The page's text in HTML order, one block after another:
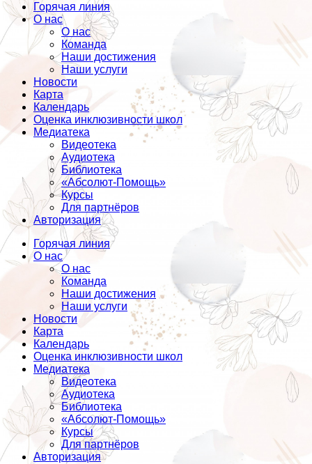
Горячая линия
О нас
О нас
Команда
Наши достижения
Наши услуги
Новости
Карта
Календарь
Оценка инклюзивности школ
Медиатека
Видеотека
Аудиотека
Библиотека
«Абсолют-Помощь»
Курсы
Для партнёров
Авторизация
Горячая линия
О нас
О нас
Команда
Наши достижения
Наши услуги
Новости
Карта
Календарь
Оценка инклюзивности школ
Медиатека
Видеотека
Аудиотека
Библиотека
«Абсолют-Помощь»
Курсы
Для партнёров
Авторизация